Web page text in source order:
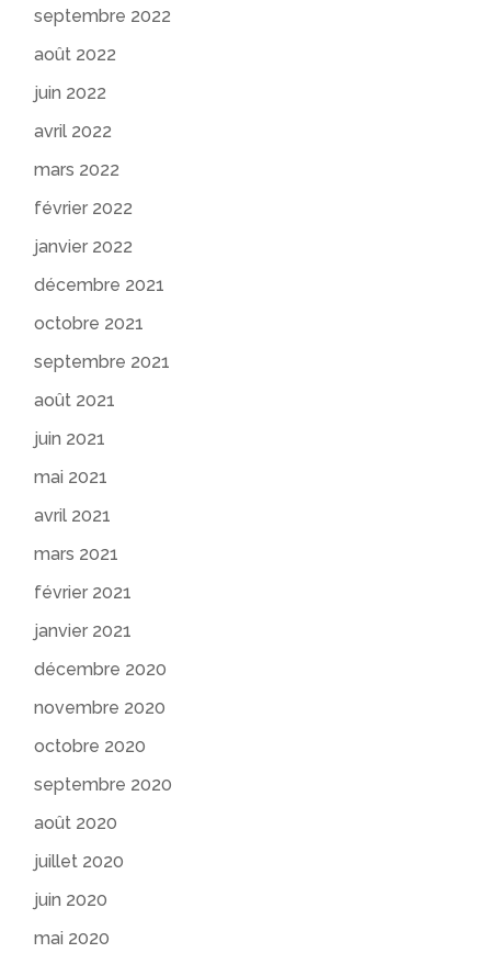
septembre 2022
août 2022
juin 2022
avril 2022
mars 2022
février 2022
janvier 2022
décembre 2021
octobre 2021
septembre 2021
août 2021
juin 2021
mai 2021
avril 2021
mars 2021
février 2021
janvier 2021
décembre 2020
novembre 2020
octobre 2020
septembre 2020
août 2020
juillet 2020
juin 2020
mai 2020